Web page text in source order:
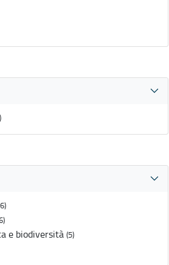
e biodiversità (5)